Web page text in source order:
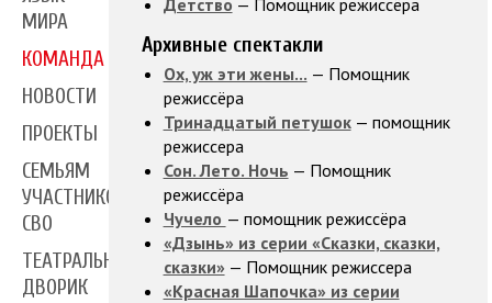
МИРА
КОМАНДА
НОВОСТИ
ПРОЕКТЫ
СЕМЬЯМ
УЧАСТНИКОВ
СВО
ТЕАТРАЛЬНЫЙ
ДВОРИК
Детство — Помощник режиссёра
Архивные спектакли
Ох, уж эти жены... — Помощник
режиссёра
Тринадцатый петушок— помощник
режиссера
Сон. Лето. Ночь — Помощник
режиссёра
Чучело — помощник режиссёра
«Дзынь» из серии «Сказки, сказки,
сказки» — Помощник режиссера
«Красная Шапочка» из серии